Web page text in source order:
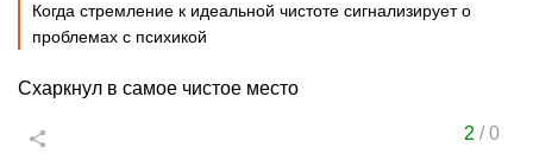
Когда стремление к идеальной чистоте сигнализирует о
проблемах с психикой
Схаркнул в самое чистое место
2 /0